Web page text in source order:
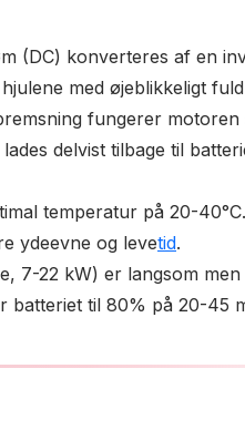
(DC) konverteres af en
med øjeblikkeligt
fungerer
delvist tilbage til
temperatur på 20-
ydeevne og levetid.
7-22 kW) er langsom
batteriet til 80% på 20-45